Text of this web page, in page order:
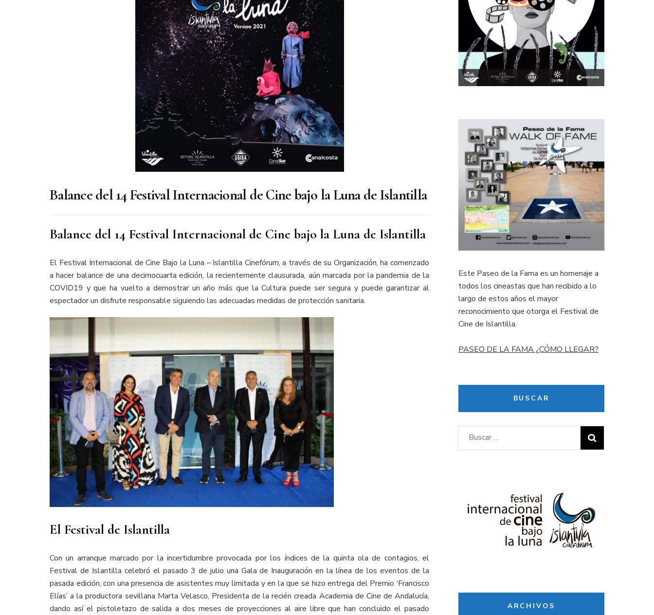
Balance del 14 Festival Internacional de Cine bajo la Luna de Islantilla
Balance del 14 Festival Internacional de Cine bajo la Luna de Islantilla
El Festival Internacional de Cine Bajo la Luna – Islantilla Cinefórum, a través de su Organización, ha comenzado
a hacer balance de una decimocuarta edición, la recientemente clausurada, aún marcada por la pandemia de la
COVID19 y que ha vuelto a demostrar un año más que la Cultura puede ser segura y puede garantizar al
espectador un disfrute responsable siguiendo las adecuadas medidas de protección sanitaria.
El Festival de Islantilla
Con un arranque marcado por la incertidumbre provocada por los índices de la quinta ola de contagios, el
Festival de Islantilla celebró el pasado 3 de julio una Gala de Inauguración en la línea de los eventos de la
pasada edición, con una presencia de asistentes muy limitada y en la que se hizo entrega del Premio ‘Francisco
Elías’ a la productora sevillana Marta Velasco, Presidenta de la recién creada Academia de Cine de Andalucía,
dando así el pistoletazo de salida a dos meses de proyecciones al aire libre que han concluido el pasado
Este Paseo de la Fama es un homenaje a
todos los cineastas que han recibido a lo
largo de estos años el mayor
reconocimiento que otorga el Festival de
Cine de Islantilla.
PASEO DE LA FAMA ¿CÓMO LLEGAR?
BUSCAR
Buscar:
ARCHIVOS